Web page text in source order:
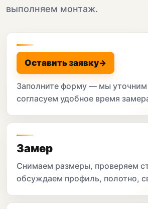
выполняем монтаж.
Оставить заявку
Заполните форму — мы уточним
согласуем удобное время
Замер
Снимаем размеры, проверяем
обсуждаем профиль, полотно,